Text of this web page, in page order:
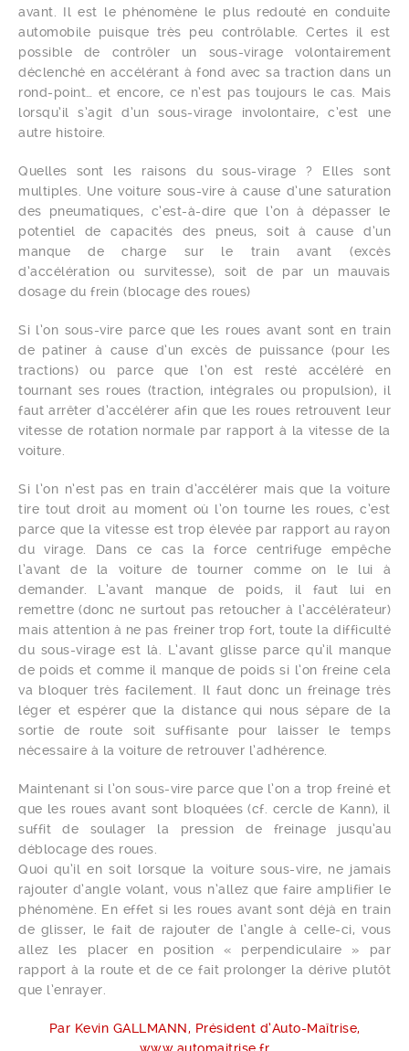
avant. Il est le phénomène le plus redouté en conduite
automobile puisque très peu contrôlable. Certes il est
possible de contrôler un sous-virage volontairement
déclenché en accélérant à fond avec sa traction dans un
rond-point… et encore, ce n’est pas toujours le cas. Mais
lorsqu’il s’agit d’un sous-virage involontaire, c’est une
autre histoire.
Quelles sont les raisons du sous-virage ? Elles sont
multiples. Une voiture sous-vire à cause d’une saturation
des pneumatiques, c’est-à-dire que l’on à dépasser le
potentiel de capacités des pneus, soit à cause d’un
manque de charge sur le train avant (excès
d’accélération ou survitesse), soit de par un mauvais
dosage du frein (blocage des roues)
Si l’on sous-vire parce que les roues avant sont en train
de patiner à cause d’un excès de puissance (pour les
tractions) ou parce que l’on est resté accéléré en
tournant ses roues (traction, intégrales ou propulsion), il
faut arrêter d’accélérer afin que les roues retrouvent leur
vitesse de rotation normale par rapport à la vitesse de la
voiture.
Si l’on n’est pas en train d’accélérer mais que la voiture
tire tout droit au moment où l’on tourne les roues, c’est
parce que la vitesse est trop élevée par rapport au rayon
du virage. Dans ce cas la force centrifuge empêche
l’avant de la voiture de tourner comme on le lui à
demander. L’avant manque de poids, il faut lui en
remettre (donc ne surtout pas retoucher à l’accélérateur)
mais attention à ne pas freiner trop fort, toute la difficulté
du sous-virage est là. L’avant glisse parce qu’il manque
de poids et comme il manque de poids si l’on freine cela
va bloquer très facilement. Il faut donc un freinage très
léger et espérer que la distance qui nous sépare de la
sortie de route soit suffisante pour laisser le temps
nécessaire à la voiture de retrouver l’adhérence.
Maintenant si l’on sous-vire parce que l’on a trop freiné et
que les roues avant sont bloquées (cf. cercle de Kann), il
suffit de soulager la pression de freinage jusqu’au
déblocage des roues.
Quoi qu’il en soit lorsque la voiture sous-vire, ne jamais
rajouter d’angle volant, vous n’allez que faire amplifier le
phénomène. En effet si les roues avant sont déjà en train
de glisser, le fait de rajouter de l’angle à celle-ci, vous
allez les placer en position « perpendiculaire » par
rapport à la route et de ce fait prolonger la dérive plutôt
que l’enrayer.
Par Kevin GALLMANN, Président d’Auto-Maîtrise,
www.automaitrise.fr